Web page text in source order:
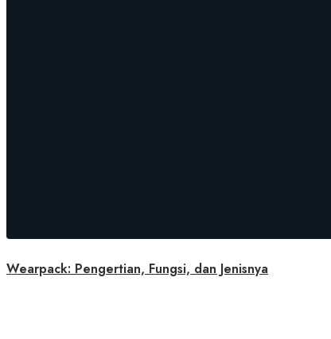
Wearpack: Pengertian, Fungsi, dan Jenisnya